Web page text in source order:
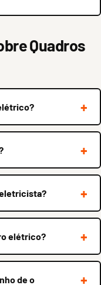
Quadros
eletricista?
elétrico?
de o